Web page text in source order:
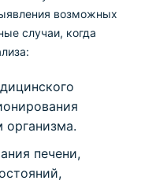
возможных
случаи, когда
организма.
печени,